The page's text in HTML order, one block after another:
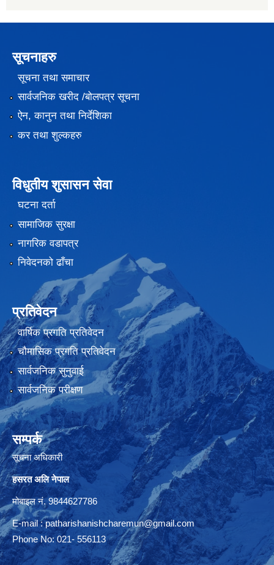
सूचनाहरु
सूचना तथा समाचार
सार्वजनिक खरीद /बोलपत्र सूचना
ऐन, कानुन तथा निर्देशिका
कर तथा शुल्कहरु
विधुतीय शुसासन सेवा
घटना दर्ता
सामाजिक सुरक्षा
नागरिक वडापत्र
निवेदनको ढाँचा
प्रतिवेदन
वार्षिक प्रगति प्रतिवेदन
चौमासिक प्रगति प्रतिवेदन
सार्वजनिक सुनुवाई
सार्वजनिक परीक्षण
सम्पर्क
सूचना अधिकारी
हसरत अलि नेपाल
मोबाइल नं. 9844627786
E-mail :patharishanishcharemun@gmail.com
Phone No: 021- 556113